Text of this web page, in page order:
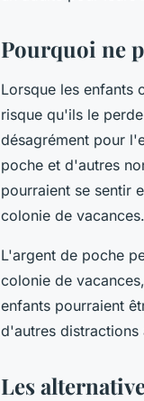
Pourquoi ne
Lorsque les enfants
risque qu'ils le
désagrément pour
poche et d'autres
pourraient se sentir
colonie de vacances.
L'argent de poche
colonie de
enfants pourraient
d'autres
Les